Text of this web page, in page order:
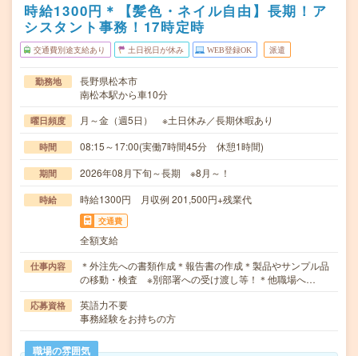
時給1300円＊【髪色・ネイル自由】長期！ア
シスタント事務！17時定時
交通費別途支給あり 土日祝日が休み WEB登録OK 派遣
勤務地
長野県松本市
南松本駅から車10分
曜日頻度 月～金（週5日） ※土日休み／長期休暇あり
時間 08:15～17:00(実働7時間45分 休憩1時間)
期間 2026年08月下旬～長期 ※8月～！
時給 時給1300円 月収例 201,500円+残業代
交通費
全額支給
仕事内容
＊外注先への書類作成＊報告書の作成＊製品やサンプル品
の移動・検査 ※別部署への受け渡し等！＊他職場へ…
応募資格
英語力不要
事務経験をお持ちの方
職場の雰囲気